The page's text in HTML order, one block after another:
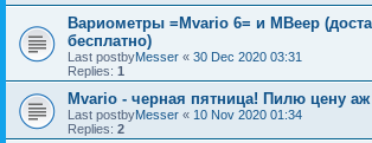
Вариометры =Mvario 6= и MBeep
бесплатно)
Last postbyMesser « 30 Dec 2020 03:31
Replies: 1
Mvario - черная пятница! Пилю цену аж
Last postbyMesser « 10 Nov 2020 01:34
Replies: 2